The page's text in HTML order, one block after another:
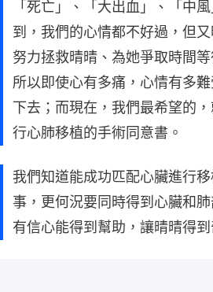
「死亡」、「大出血」、「中
到，我們的心情都不好過，但
努力拯救晴晴、為她爭取時間
所以即使心有多痛，心情有多
下去；而現在，我們最希望的
行心肺移植的手術同意書。
我們知道能成功匹配心臟進行
事，更何況要同時得到心臟和
有信心能得到幫助，讓晴晴得到